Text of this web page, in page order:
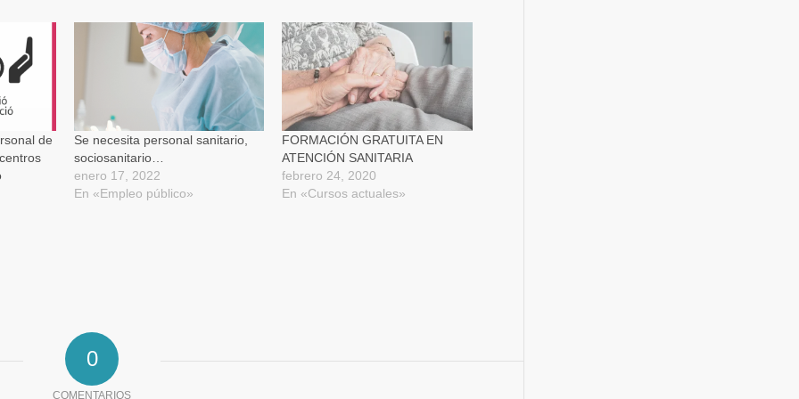
nueva)a
amigo
nueva)
de
Se necesita personal sanitario,
sociosanitario…
enero 17, 2022
En «Empleo público»
FORMACIÓN GRATUITA EN
ATENCIÓN SANITARIA
febrero 24, 2020
En «Cursos actuales»
0
COMENTARIOS